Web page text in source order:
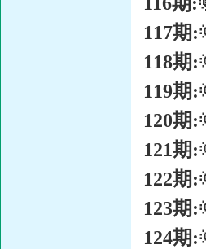
117期
118期
119期
120期
121期
122期
123期
124期